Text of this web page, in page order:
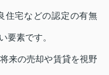
住宅などの認定の有無
要素です。
来の売却や賃貸を視野